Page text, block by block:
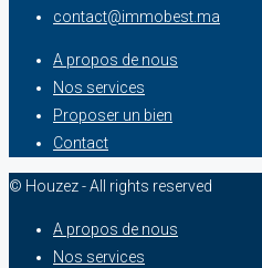
contact@immobest.ma
A propos de nous
Nos services
Proposer un bien
Contact
© Houzez - All rights reserved
A propos de nous
Nos services